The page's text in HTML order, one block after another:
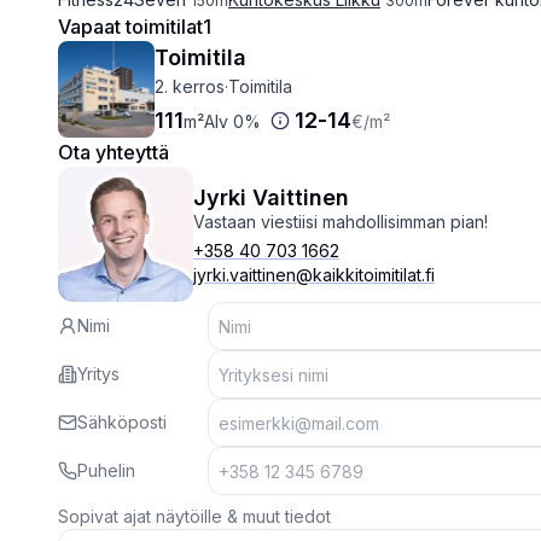
Vapaat toimitilat1
Toimitila
2. kerros·Toimitila
111m²Alv 0% 12-14€/m²
Ota yhteyttä
Jyrki Vaittinen
Vastaan viestiisi mahdollisimman pian!
+358 40 703 1662
jyrki.vaittinen@kaikkitoimitilat.fi
Nimi
Yritys
Sähköposti
Puhelin
Sopivat ajat näytöille & muut tiedot